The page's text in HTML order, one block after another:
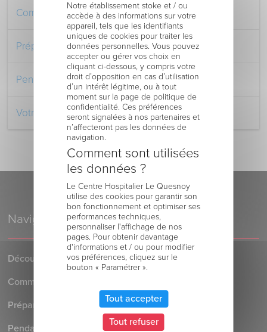
Comment venir au Centre Hospitalier
Préparer votre séjour à l’Hôpital
Pendant votre séjour à l’Hôpital
Votre retour au domicile
Navigation
Découvrez le Centre Hospitalier
Comment venir au Centre Hospitalier
Préparer votre séjour à l’Hôpital
Pendant votre séjour à l’Hôpital
Notre établissement stoke et / ou
accède à des informations sur votre
appareil, tels que les identifiants
uniques de cookies pour traiter les
données personnelles. Vous pouvez
accepter ou gérer vos choix en
cliquant ci-dessous, y compris votre
droit d’opposition en cas d’utilisation
d’un intérêt légitime, ou à tout
moment sur la page de politique de
confidentialité. Ces préférences
seront signalées à nos partenaires et
n’affecteront pas les données de
navigation.
Comment sont utilisées
les données ?
Le Centre Hospitalier Le Quesnoy
utilise des cookies pour garantir son
bon fonctionnement et optimiser ses
performances techniques,
personnaliser l'affichage de nos
pages. Pour obtenir davantage
d'informations et / ou pour modifier
vos préférences, cliquez sur le
bouton « Paramétrer ».
Tout accepter
Tout refuser